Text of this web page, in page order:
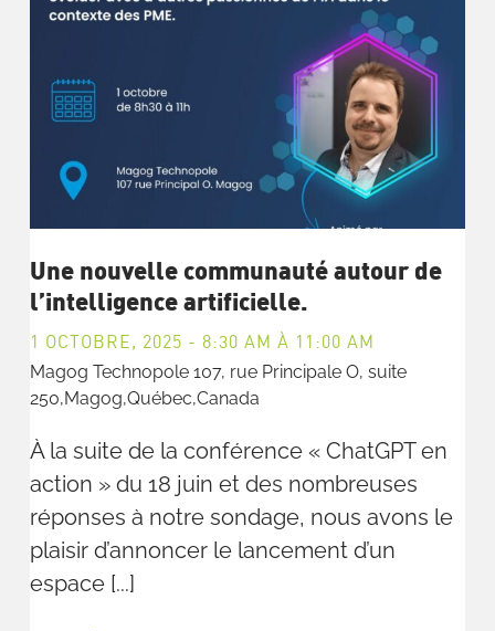
Une nouvelle communauté autour de
l’intelligence artificielle.
1 OCTOBRE, 2025 - 8:30 AM À 11:00 AM
Magog Technopole 107, rue Principale O, suite
250,Magog,Québec,Canada
À la suite de la conférence « ChatGPT en
action » du 18 juin et des nombreuses
réponses à notre sondage, nous avons le
plaisir d’annoncer le lancement d’un
espace [...]